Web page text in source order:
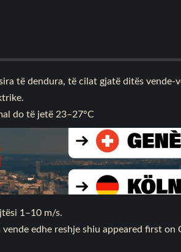
të dendura, të cilat gjatë ditës vende-
do të jetë 23–27°C
1–10 m/s.
edhe reshje shiu appeared first on